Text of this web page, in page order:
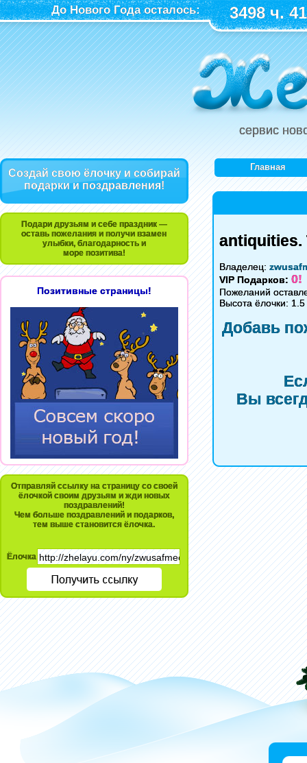
До Нового Года осталось: 3498 ч.
сервис
Создай свою ёлочку и собирай
подарки и поздравления!
Подари друзьям и себе праздник —
оставь пожелания и получи взамен
улыбки, благодарность и
море позитива!
Позитивные страницы!
Отправляй ссылку на страницу со своей
ёлочкой своим друзьям и жди новых
поздравлений!
Чем больше поздравлений и подарков,
тем выше становится ёлочка.
Ёлочка
Главная
antiquities.
Владелец:
VIP Подарков: 0!
Пожеланий
Высота ёлочки:
Добавь
Вы